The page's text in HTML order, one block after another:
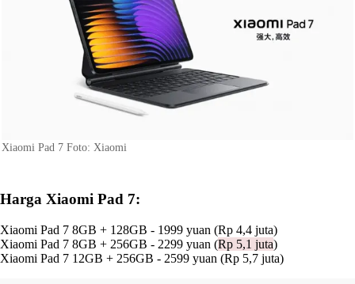
Xiaomi Pad 7 Foto: Xiaomi
Harga Xiaomi Pad 7:
Xiaomi Pad 7 8GB + 128GB - 1999 yuan (Rp 4,4 juta)
Xiaomi Pad 7 8GB + 256GB - 2299 yuan (Rp 5,1 juta)
Xiaomi Pad 7 12GB + 256GB - 2599 yuan (Rp 5,7 juta)